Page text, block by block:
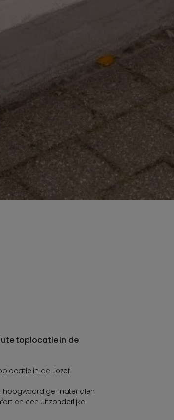
toplocatie in de
in de Jozef
hoogwaardige materialen
en een uitzonderlijke